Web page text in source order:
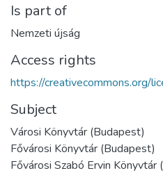
Is part of
Nemzeti újság
Access rights
https://creativecommons.org/
Subject
Városi Könyvtár (Budapest)
Fővárosi Könyvtár (Budapest)
Fővárosi Szabó Ervin Könyvtár